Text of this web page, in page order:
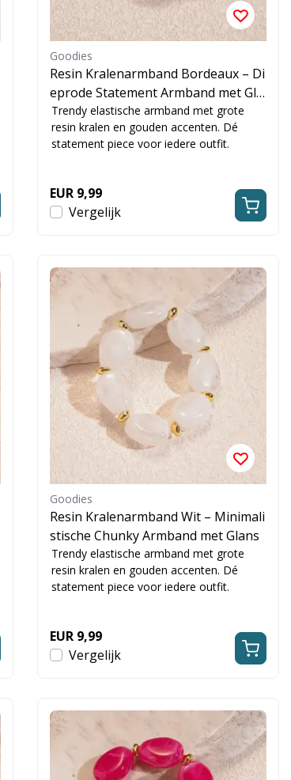
Goodies
Resin Kralenarmband Bordeaux – Di
eprode Statement Armband met Gla
ns
Trendy elastische armband met grote
resin kralen en gouden accenten. Dé
statement piece voor iedere outfit.
EUR 9,99
Vergelijk
Goodies
Resin Kralenarmband Wit – Minimali
stische Chunky Armband met Glans
Trendy elastische armband met grote
resin kralen en gouden accenten. Dé
statement piece voor iedere outfit.
EUR 9,99
Vergelijk